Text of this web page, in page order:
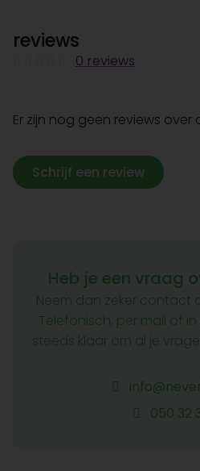
reviews
0 reviews
Er zijn nog geen reviews over
Schrijf een review
Heb je een vraag
Neem dan zeker contact
Telefonisch, per mail of
steeds klaar om al je
050 32